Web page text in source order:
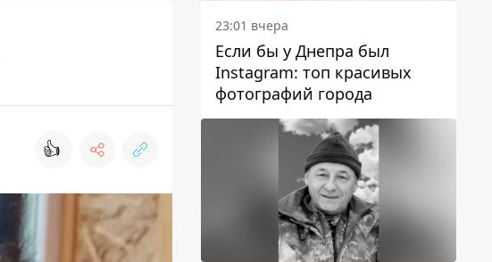
👍
23:01 вчера
Если бы у Днепра был
Instagram: топ красивых
фотографий города